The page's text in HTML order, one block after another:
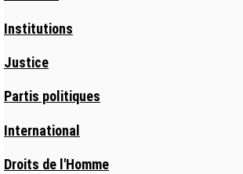
Institutions
Justice
Partis politiques
International
Droits de l'Homme